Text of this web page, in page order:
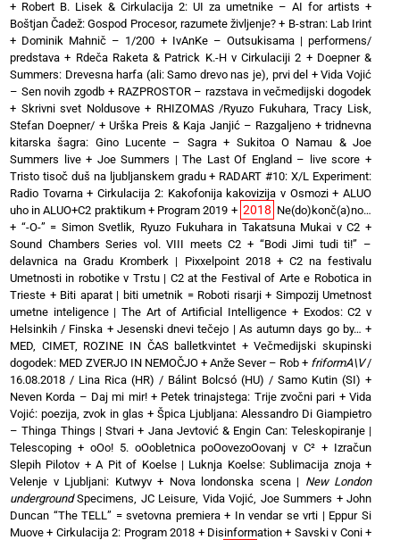
+ Robert B. Lisek & Cirkulacija 2: UI za umetnike – AI for artists +
Boštjan Čadež: Gospod Procesor, razumete življenje? + B-stran: Lab Irint
+ Dominik Mahnič – 1/200 + IvAnKe – Outsukisama | performens/
predstava + Rdeča Raketa & Patrick K.-H v Cirkulaciji 2 + Doepner &
Summers: Drevesna harfa (ali: Samo drevo nas je), prvi del +Vida Vojić
– Sen novih zgodb + RAZPROSTOR – razstava in večmedijski dogodek
+ Skrivni svet Noldusove+ RHIZOMAS /Ryuzo Fukuhara, Tracy Lisk,
Stefan Doepner/ +Urška Preis & Kaja Janjić – Razgaljeno +tridnevna
kitarska šagra: Gino Lucente – Sagra+ Sukitoa O Namau & Joe
Summers live+ Joe Summers | The Last Of England – live score +
Tristo tisoč duš na ljubljanskem gradu+ RADART #10: X/L Experiment:
Radio Tovarna+Cirkulacija 2: Kakofonija kakovizija v Osmozi+ALUO
uho in ALUO+C2 praktikum+ Program 2019 + 2018 Ne(do)konč(a)no…
+ “-O-” = Simon Svetlik, Ryuzo Fukuhara in Takatsuna Mukai v C2 +
Sound Chambers Series vol. VIII meets C2 + “Bodi Jimi tudi ti!” –
delavnica na Gradu Kromberk | Pixxelpoint 2018+ C2 na festivalu
Umetnosti in robotike v Trstu | C2 at the Festival of Arte e Robotica in
Trieste + Biti aparat | biti umetnik = Roboti risarji+ Simpozij Umetnost
umetne inteligence | The Art of Artificial Intelligence + Exodos: C2 v
Helsinkih / Finska + Jesenski dnevi tečejo | As autumn days go by… +
MED, CIMET, ROZINE IN ČAS balletkvintet +Večmedijski skupinski
dogodek: MED ZVERJO IN NEMOČJO + Anže Sever – Rob + friformA\V/
16.08.2018 / Lina Rica (HR) / Bálint Bolcsó (HU) / Samo Kutin (SI) +
Neven Korda – Daj mi mir!+ Petek trinajstega: Trije zvočni pari +Vida
Vojić: poezija, zvok in glas + Špica Ljubljana: Alessandro Di Giampietro
– Thinga Things | Stvari + Jana Jevtović & Engin Can: Teleskopiranje |
Telescoping + oOo! 5. oOobletnica poOovezoOovanj v C² + Izračun
Slepih Pilotov +A Pit of Koelse | Luknja Koelse: Sublimacija znoja+
Velenje v Ljubljani: Kutwyv+ Nova londonska scena | New London
undergroundSpecimens, JC Leisure, Vida Vojić, Joe Summers +John
Duncan “The TELL” = svetovna premiera+ In vendar se vrti | Eppur Si
Muove + Cirkulacija 2: Program 2018 + Disinformation + Savski v Coni+